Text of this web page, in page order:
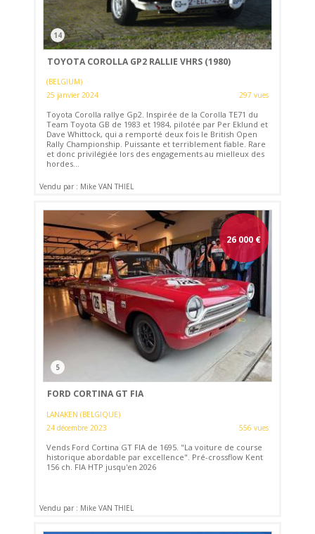
14
TOYOTA COROLLA GP2 RALLIE VHRS (1980)
(BELGIUM)
25 janvier 2024
297 vues
Toyota Corolla rallye Gp2. Inspirée de la Corolla TE71 du
Team Toyota GB de 1983 et 1984, pilotée par Per Eklund et
Dave Whittock, qui a remporté deux fois le British Open
Rally Championship. Puissante et terriblement fiable. Rare
et donc privilégiée lors des engagements au mielleux des
hordes...
Vendu par : Mike VAN THIEL
26 000 €
5
FORD CORTINA GT FIA
LANAKEN (BELGIQUE)
24 décembre 2023
556 vues
Vends Ford Cortina GT FIA de 1695. "La voiture de course
historique abordable par excellence". Pré-crossflow Kent
156 ch. FIA HTP jusqu'en 2026
Vendu par : Mike VAN THIEL